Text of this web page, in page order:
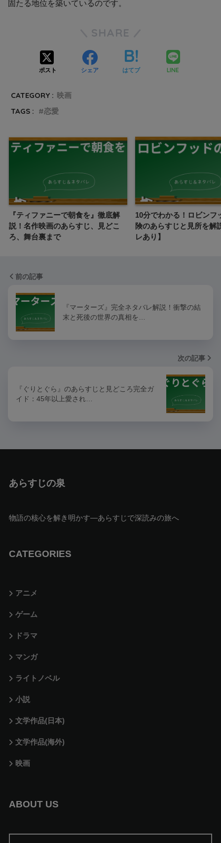
固たる地位を築いているのです。
SHARE
ポスト シェア はてブ LINE
CATEGORY : 映画
TAGS :
恋愛
『ティファニーで朝食を』徹底解
説！名作映画のあらすじ、見どこ
ろ、舞台裏まで
10分でわかる！ロビンフ
険のあらすじと見所を解
レあり】
前の記事
『マーターズ』完全ネタバレ解説！衝撃の結
末と死後の世界の真相を…
次の記事
『ぐりとぐら』のあらすじと見どころ完全ガ
イド：45年以上愛され…
あらすじの泉
物語の核心を解き明かす—あらすじで深読みの旅へ
CATEGORIES
アニメ
ゲーム
ドラマ
マンガ
ライトノベル
小説
文学作品(日本)
文学作品(海外)
映画
ABOUT US